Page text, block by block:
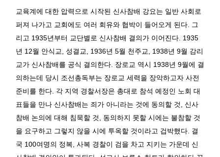
교육계에 대한 압력으로 시작된 신사참배 강요는 일반 사회로
퍼져 나가고 교회에도 여러 회유와 협박이 들어오게 된다. 그
리고 1935년부터 교단별로 신사참배 결의가 이어진다. 1935
년 12월 안식교, 성결교, 1936년 5월 천주교, 1938년 9월 감리
교가 신사참배를 공식 결의한다. 장로교 역시 1938년 9월에 결
의하는데 당시 조선총독부는 장로교 세력을 장악하고자 사전
준비를 한다. 각 지역 경찰서장은 총대로 참석 예정인 노회 대
표들을 만나 신사참배는 죄가 아니라는 것에 동의할 것, 신사
참배 논의에 대해 침묵할 것, 동의하지 못할 시에는 불참할 것
을 요구하고 그렇지 않을 시에 투옥할 것이라고 겁박했다. 결
국 100여명의 정복, 사복 경찰이 검을 차고 지키는 가운데 신